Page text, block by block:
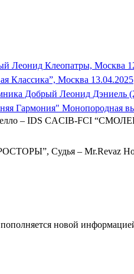
Леонид Клеопатры, Москва
Классика”, Москва 13.04.2025
Добрый Леонид Дэниель
Гармония" Монопородная
– IDS CACIB-FCI
Судья – Mr.Revaz
новой